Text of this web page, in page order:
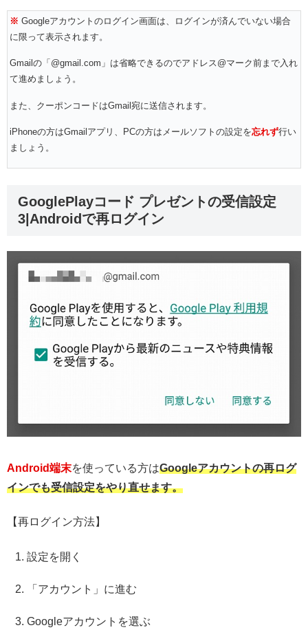
※ Googleアカウントのログイン画面は、ログインが済んでいない場合
に限って表示されます。
Gmailの「@gmail.com」は省略できるのでアドレス@マーク前まで入れ
て進めましょう。
また、クーポンコードはGmail宛に送信されます。
iPhoneの方はGmailアプリ、PCの方はメールソフトの設定を忘れず行い
ましょう。
GooglePlayコード プレゼントの受信設定
3|Androidで再ログイン
Android端末を使っている方はGoogleアカウントの再ログ
インでも受信設定をやり直せます。
【再ログイン方法】
設定を開く
「アカウント」に進む
Googleアカウントを選ぶ